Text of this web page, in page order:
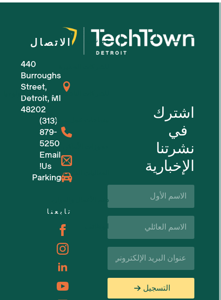
اشترك
في
نشرتنا
الإخبارية
الاسم
الأول*
اسم
العائلة*
البريد
الإلكتروني*
التسجيل
من نحن
للشركات الناشئة في مجال التكنولوجيا
الفعاليات القادمة
دعم الأعمال والموارد
الوظائف
الاتصال
440
Burroughs
Street,
Detroit, MI
48202
(313)
879-
5250
Email
Us!
Parking
تابعنا